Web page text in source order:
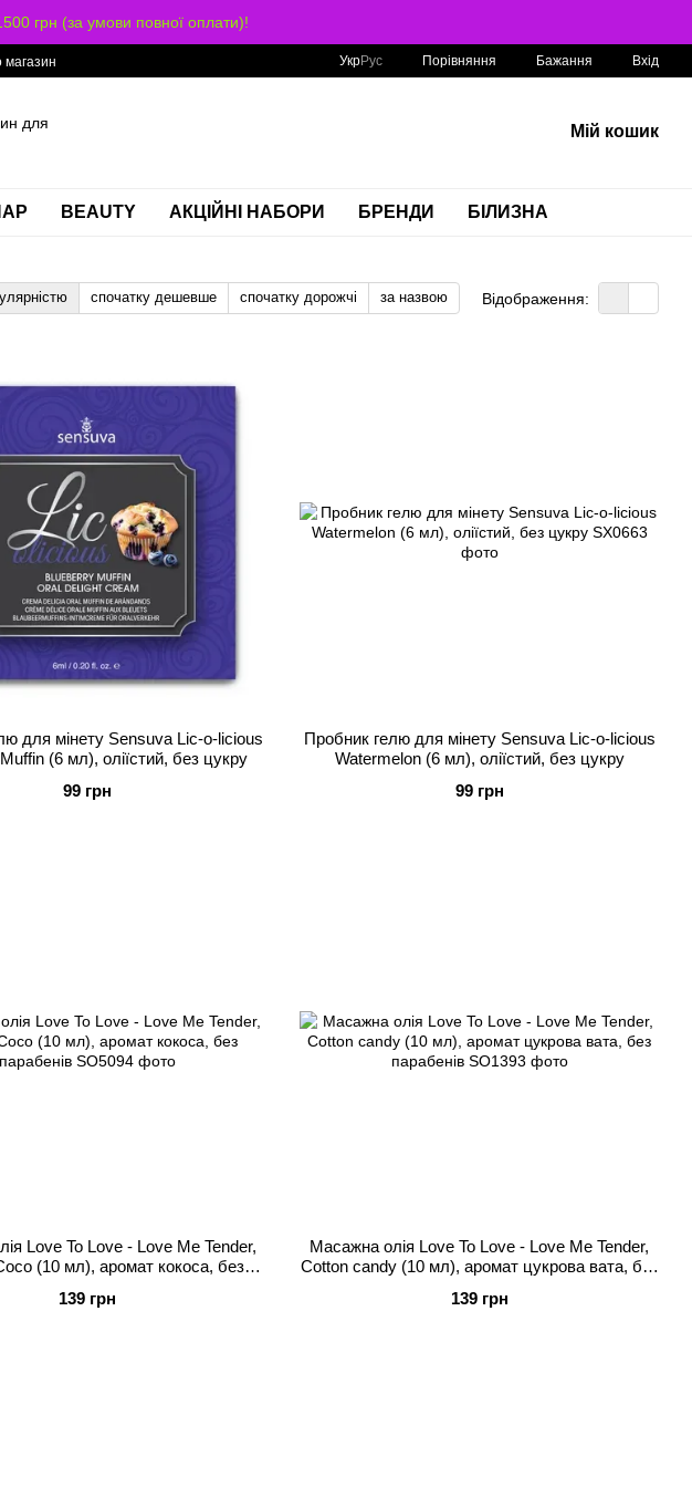
грн (за умови повної оплати)!
магазин УкрРус Порівняння Бажання Вхід
Мій кошик
BEAUTY АКЦІЙНІ НАБОРИ БРЕНДИ БІЛИЗНА
спочатку дешевше спочатку дорожчі за назвою Відображення:
для мінету Sensuva Lic-o-licious
(6 мл), оліїстий, без цукру
99 грн
Пробник гелю для мінету Sensuva Lic-o-licious
Watermelon (6 мл), оліїстий, без цукру
99 грн
Love To Love - Love Me Tender,
(10 мл), аромат кокоса, без
139 грн
Масажна олія Love To Love - Love Me Tender,
Cotton candy (10 мл), аромат цукрова вата, без
139 грн